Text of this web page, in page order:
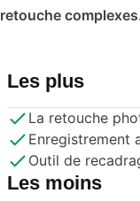
retouche
Les plus
La retouche
Enregistrement
Outil de
Les moins